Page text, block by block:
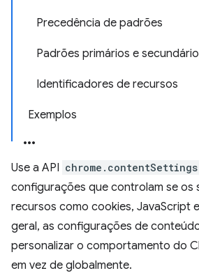
Precedência de padrões
Padrões primários e
Identificadores de recursos
Exemplos
Use a API chrome.contentSettings
configurações que controlam se os
recursos como cookies, JavaScript
geral, as configurações de
personalizar o comportamento do
em vez de globalmente.